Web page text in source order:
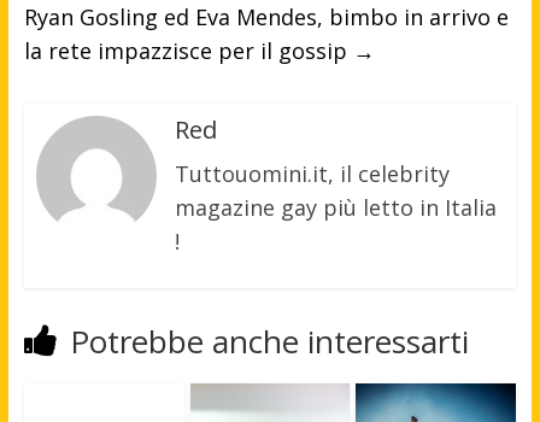
Ryan Gosling ed Eva Mendes, bimbo in arrivo e
la rete impazzisce per il gossip →
Red
Tuttouomini.it, il celebrity
magazine gay più letto in Italia
!
Potrebbe anche interessarti